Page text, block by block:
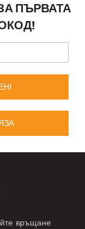
ПЪРВАТА
връщане